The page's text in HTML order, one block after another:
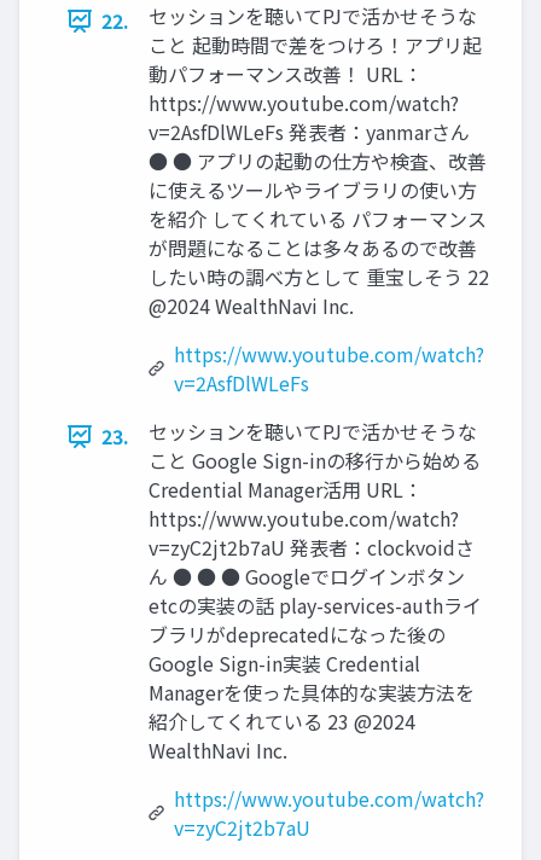
22.
セッションを聴いてPJで活かせそうな
こと 起動時間で差をつけろ！アプリ起
動パフォーマンス改善！ URL：
https://www.youtube.com/watch?
v=2AsfDlWLeFs 発表者：yanmarさん
● ● アプリの起動の仕⽅や検査、改善
に使えるツールやライブラリの使い⽅
を紹介 してくれている パフォーマンス
が問題になることは多々あるので改善
したい時の調べ⽅として 重宝しそう 22
@2024 WealthNavi Inc.
https://www.youtube.com/watch?
v=2AsfDlWLeFs
23.
セッションを聴いてPJで活かせそうな
こと Google Sign-inの移⾏から始める
Credential Manager活⽤ URL：
https://www.youtube.com/watch?
v=zyC2jt2b7aU 発表者：clockvoidさ
ん ● ● ● Googleでログインボタン
etcの実装の話 play-services-authライ
ブラリがdeprecatedになった後の
Google Sign-in実装 Credential
Managerを使った具体的な実装⽅法を
紹介してくれている 23 @2024
WealthNavi Inc.
https://www.youtube.com/watch?
v=zyC2jt2b7aU